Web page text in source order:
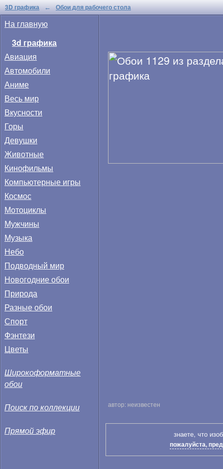
3D графика ← Обои для рабочего стола
На главную
3d графика
Авиация
Автомобили
Аниме
Весь мир
Вкусности
Горы
Девушки
Животные
Кинофильмы
Компьютерные игры
Космос
Мотоциклы
Мужчины
Музыка
Небо
Подводный мир
Новогодние обои
Природа
Разные обои
Спорт
Фэнтези
Цветы
Широкоформатные
обои
Поиск по коллекции
Прямой эфир
автор: неизвестен
знаете, что
пожалуйста,